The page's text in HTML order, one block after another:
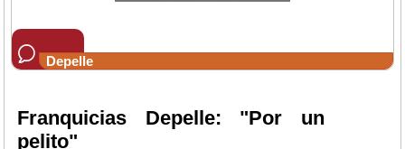
Depelle
Franquicias Depelle: "Por un
pelito"